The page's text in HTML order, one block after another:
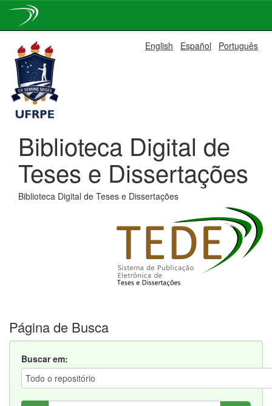
navigation
English Español Português
Biblioteca Digital de
Teses e Dissertações
Biblioteca Digital de Teses e Dissertações
Página de Busca
Buscar em: